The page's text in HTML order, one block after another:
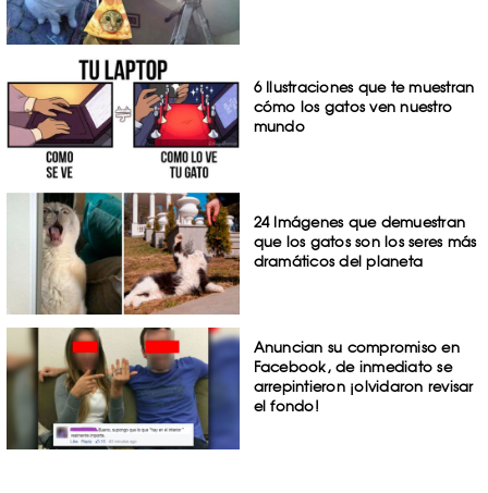
6 Ilustraciones que te muestran
cómo los gatos ven nuestro
mundo
24 Imágenes que demuestran
que los gatos son los seres más
dramáticos del planeta
Anuncian su compromiso en
Facebook, de inmediato se
arrepintieron ¡olvidaron revisar
el fondo!